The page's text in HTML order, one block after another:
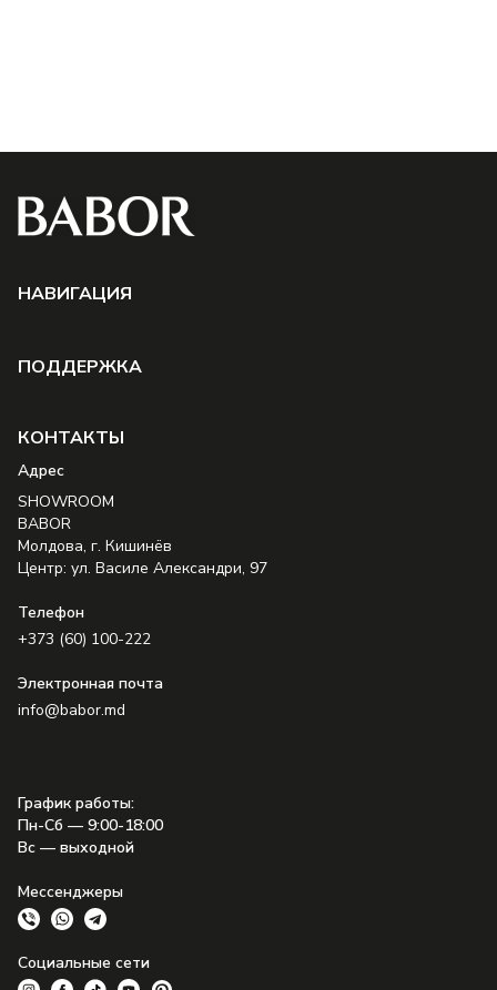
НAВИГАЦИЯ
ПОДДЕРЖКА
КОНТАКТЫ
Aдрес
SHOWROOM
BABOR
Молдова, г. Кишинёв
Центр: ул. Василе Александри, 97
Телефон
+373 (60) 100-222
Электронная почта
info@babor.md
График работы:
Пн-Сб — 9:00-18:00
Вс — выходной
Мессенджеры
Социальные сети